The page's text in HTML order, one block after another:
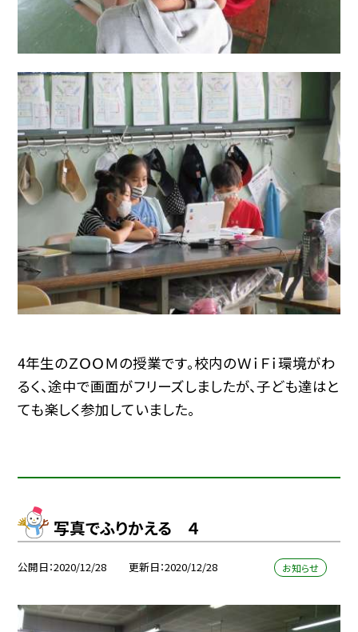
4年生のＺＯＯＭの授業です。校内のＷｉＦｉ環境がわ
るく、途中で画面がフリーズしましたが、子ども達はと
ても楽しく参加していました。
写真でふりかえる ４
公開日 2020/12/28 更新日 2020/12/28 お知らせ